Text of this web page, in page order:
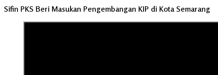
Sifin PKS Beri Masukan Pengembangan KIP di Kota Semarang